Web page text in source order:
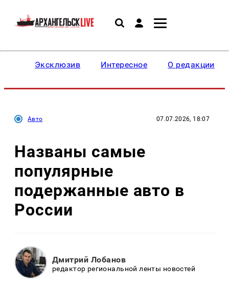
Эксклюзив Интересное О редакции
Авто 07.07.2026, 18:07
Названы самые
популярные
подержанные авто в
России
Дмитрий Лобанов
редактор региональной ленты новостей